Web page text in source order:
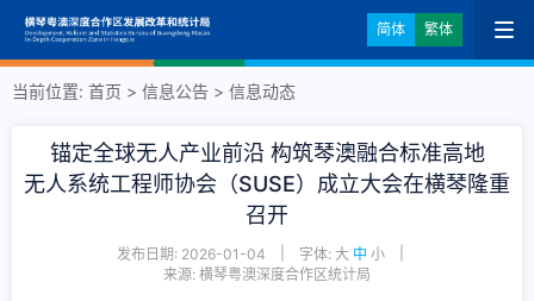
简体 繁体
当前位置: 首页 > 信息公告 > 信息动态
锚定全球无人产业前沿 构筑琴澳融合标准高地
无人系统工程师协会（SUSE）成立大会在横琴隆重
召开
发布日期: 2026-01-04 字体: 大 中 小
来源: 横琴粤澳深度合作区统计局